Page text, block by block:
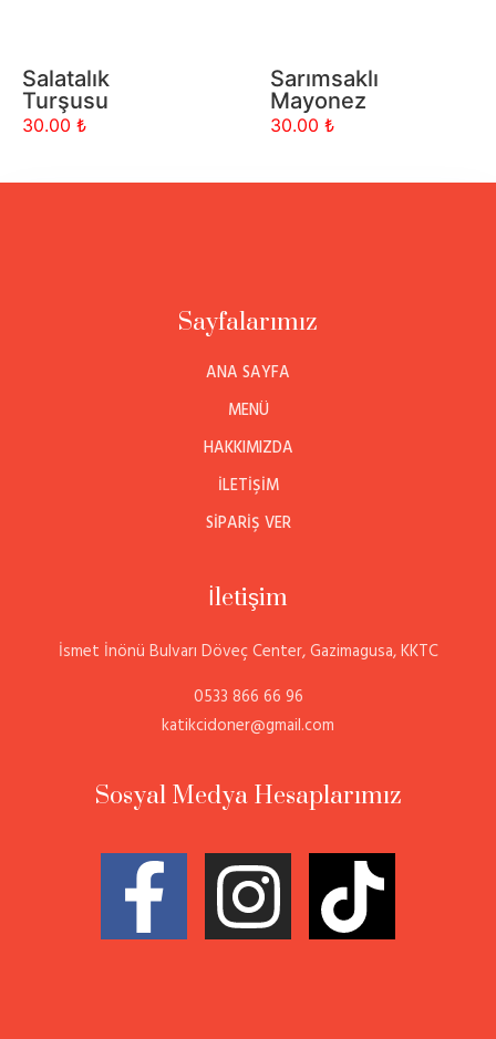
Salatalık
Turşusu
30.00 ₺
Sarımsaklı
Mayonez
30.00 ₺
Sayfalarımız
ANA SAYFA
MENÜ
HAKKIMIZDA
İLETIŞIM
SIPARIŞ VER
İletişim
İsmet İnönü Bulvarı Döveç Center, Gazimagusa, KKTC
0533 866 66 96
katikcidoner@gmail.com
Sosyal Medya Hesaplarımız